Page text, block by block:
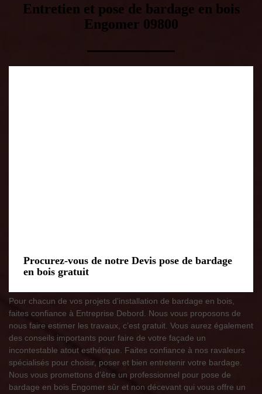
Entretien et pose de bardage en bois
Engomer 09800
Procurez-vous de notre Devis pose de bardage
en bois gratuit
Pour chacun de vos projets d’installation de bardage en bois,
faites confiance à Entreprise Debord. Nous vous proposons de
nous faire estimer les travaux, c’est gratuit. Vous aurez également
des conseils importants pour faire de votre façade un
incontestable atout esthétique. Faites confiance à nos ravaleurs
spécialisés pour choisir, poser et bien entretenir votre bardage.
Nous vous promettons d’être un professionnel pour pose de
bardage en bois Engomer sûr et non décevant qui vous offre un